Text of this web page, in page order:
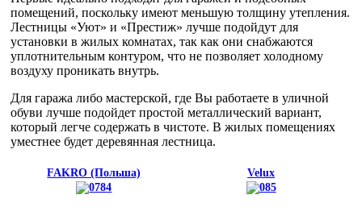
помещений, поскольку имеют меньшую толщину утепления.
Лестницы «Уют» и «Престиж» лучше подойдут для
установки в жилых комнатах, так как они снабжаются
уплотнительным контуром, что не позволяет холодному
воздуху проникать внутрь.
Для гаража либо мастерской, где Вы работаете в уличной
обуви лучше подойдет простой металлический вариант,
который легче содержать в чистоте. В жилых помещениях
уместнее будет деревянная лестница.
FAKRO (Польша) Velux